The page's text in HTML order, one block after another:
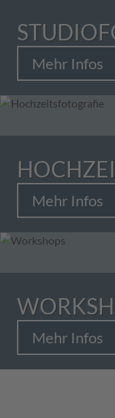
Mehr Infos
Mehr Infos
Mehr Infos